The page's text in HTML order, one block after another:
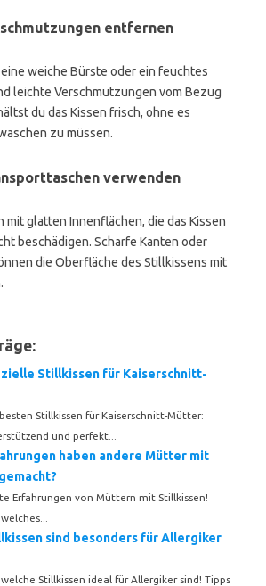
entfernen
weiche Bürste oder ein feuchtes
leichte Verschmutzungen vom Bezug
du das Kissen frisch, ohne es
zu müssen.
verwenden
mit glatten Innenflächen, die das Kissen
beschädigen. Scharfe Kanten oder
die Oberfläche des Stillkissens mit
Stillkissen für Kaiserschnitt-
Stillkissen für Kaiserschnitt-Mütter:
und perfekt...
haben andere Mütter mit
Erfahrungen von Müttern mit Stillkissen!
sind besonders für Allergiker
Stillkissen ideal für Allergiker sind! Tipps